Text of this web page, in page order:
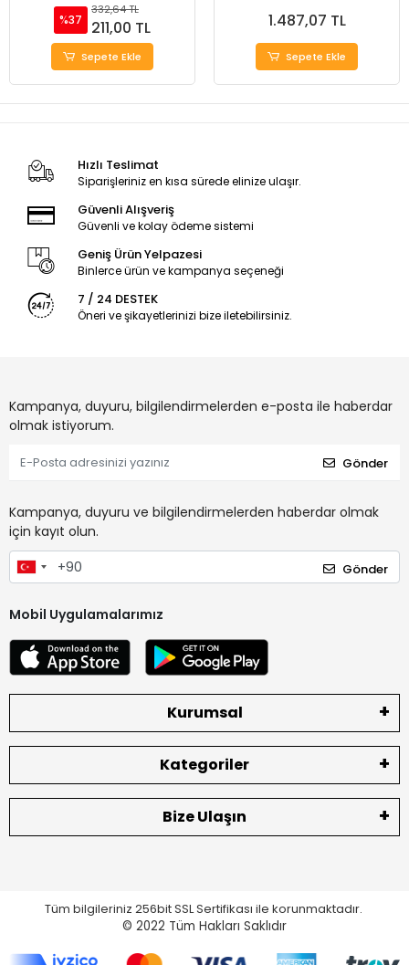
%37
332,64 TL
211,00 TL
Sepete Ekle
1.487,07 TL
Sepete Ekle
Hızlı Teslimat
Siparişleriniz en kısa sürede elinize ulaşır.
Güvenli Alışveriş
Güvenli ve kolay ödeme sistemi
Geniş Ürün Yelpazesi
Binlerce ürün ve kampanya seçeneği
7 / 24 DESTEK
Öneri ve şikayetlerinizi bize iletebilirsiniz.
Kampanya, duyuru, bilgilendirmelerden e-posta ile haberdar
olmak istiyorum.
Gönder
Kampanya, duyuru ve bilgilendirmelerden haberdar olmak
için kayıt olun.
Gönder
Mobil Uygulamalarımız
Kurumsal
Kategoriler
Bize Ulaşın
Tüm bilgileriniz 256bit SSL Sertifikası ile korunmaktadır.
© 2022 Tüm Hakları Saklıdır